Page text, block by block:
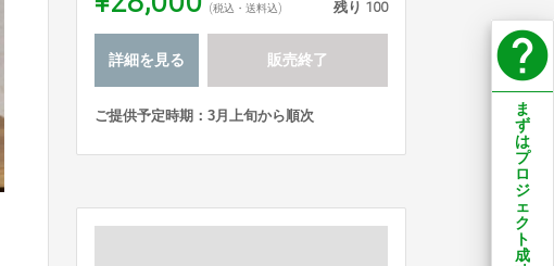
(税込・送料込) 残り 100
詳細を見る 販売終了
ご提供予定時期：3月上旬から順次
help
ま
ず
は
プ
ロ
ジ
ェ
ク
ト
成